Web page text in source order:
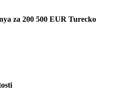
za 200 500 EUR Turecko